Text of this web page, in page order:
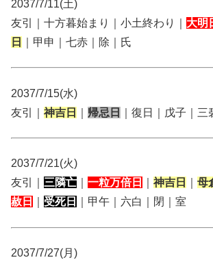
2037/7/11(土)
友引｜十方暮始まり｜小土終わり｜ 大明
日
｜甲申｜七赤｜除｜氏
2037/7/15(水)
友引｜ 神吉日 帰忌日 ｜復日｜戊子｜
2037/7/21(火)
友引｜ 三隣亡 一粒万倍日 神吉日 母
赦日
受死日 ｜甲午｜六白｜閉｜室
2037/7/27(月)